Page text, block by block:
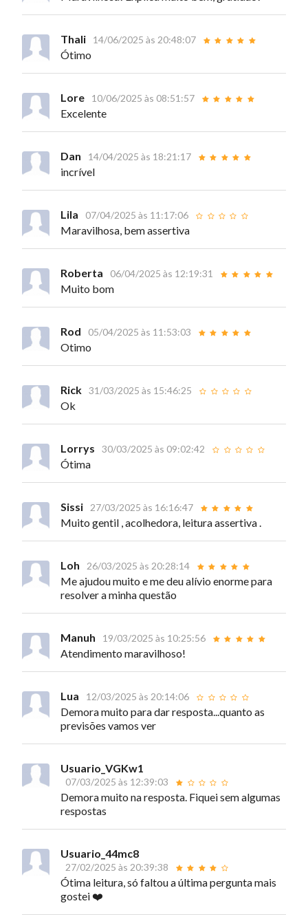
Thali 14/06/2025 às 20:48:07
Ótimo
Lore 10/06/2025 às 08:51:57
Excelente
Dan 14/04/2025 às 18:21:17
incrível
Lila 07/04/2025 às 11:17:06
Maravilhosa, bem assertiva
Roberta 06/04/2025 às 12:19:31
Muito bom
Rod 05/04/2025 às 11:53:03
Otimo
Rick 31/03/2025 às 15:46:25
Ok
Lorrys 30/03/2025 às 09:02:42
Ótima
Sissi 27/03/2025 às 16:16:47
Muito gentil , acolhedora, leitura assertiva .
Loh 26/03/2025 às 20:28:14
Me ajudou muito e me deu alívio enorme para
resolver a minha questão
Manuh 19/03/2025 às 10:25:56
Atendimento maravilhoso!
Lua 12/03/2025 às 20:14:06
Demora muito para dar resposta...quanto as
previsões vamos ver
Usuario_VGKw1
07/03/2025 às 12:39:03
Demora muito na resposta. Fiquei sem algumas
respostas
Usuario_44mc8
27/02/2025 às 20:39:38
Ótima leitura, só faltou a última pergunta mais
gostei ❤️